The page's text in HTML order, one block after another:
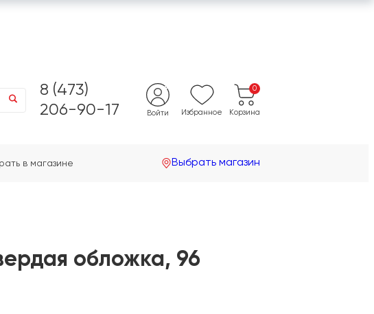
8 (473)
206-90-17
Войти Избранное Корзина
0
в магазине Выбрать магазин
обложка, 96